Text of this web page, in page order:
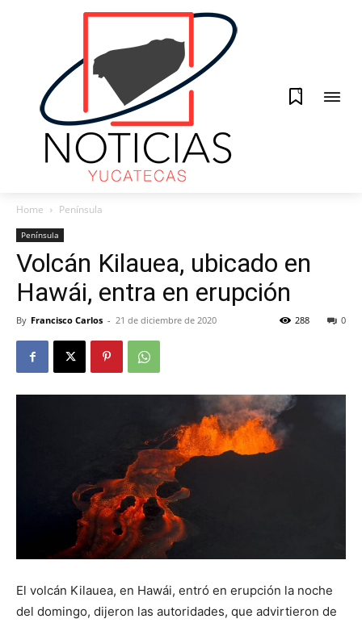
0
Home Península
Península
Volcán Kilauea, ubicado en
Hawái, entra en erupción
By Francisco Carlos - 21 de diciembre de 2020 0
288
El volcán Kilauea, en Hawái, entró en erupción la noche
del domingo, dijeron las autoridades, que advirtieron de